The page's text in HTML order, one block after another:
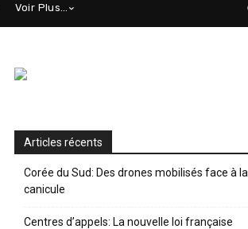
Voir Plus…
Articles récents
Corée du Sud: Des drones mobilisés face à la
canicule
Centres d’appels: La nouvelle loi française